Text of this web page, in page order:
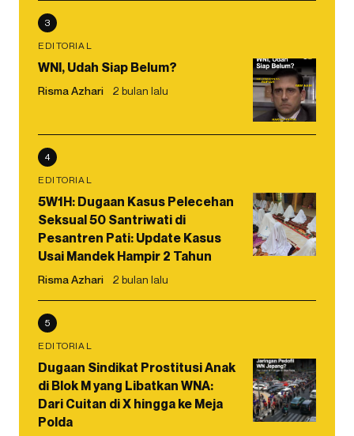
3
EDITORIAL
WNI, Udah Siap Belum?
Risma Azhari 2 bulan lalu
4
EDITORIAL
5W1H: Dugaan Kasus Pelecehan
Seksual 50 Santriwati di
Pesantren Pati: Update Kasus
Usai Mandek Hampir 2 Tahun
Risma Azhari 2 bulan lalu
5
EDITORIAL
Dugaan Sindikat Prostitusi Anak
di Blok M yang Libatkan WNA:
Dari Cuitan di X hingga ke Meja
Polda